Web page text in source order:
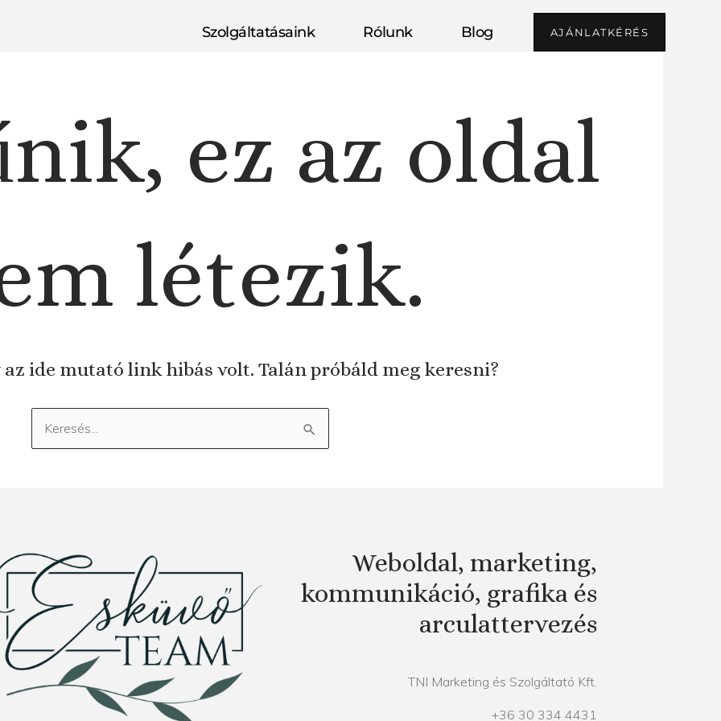
Szolgáltatásaink Rólunk Blog AJÁNLATKÉRÉS
ez az oldal
létezik.
ide mutató link hibás volt. Talán próbáld meg keresni?
Keresés:
Weboldal, marketing,
kommunikáció, grafika és
arculattervezés
TNI Marketing és Szolgáltató Kft.
+36 30 334 4431